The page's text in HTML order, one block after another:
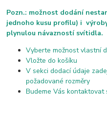
Pozn.: možnost dodání
jednoho kusu profilu) i
plynulou návazností svítidla.
Vyberte možnost vlastní
Vložte do košíku
V sekci dodací údaje
požadované rozměry
Budeme Vás kontaktovat